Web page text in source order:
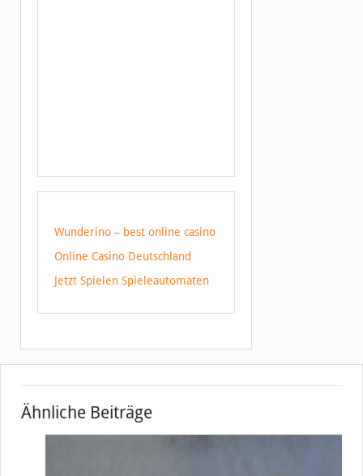
Wunderino – best online casino
Online Casino Deutschland
Jetzt Spielen Spieleautomaten
Ähnliche Beiträge